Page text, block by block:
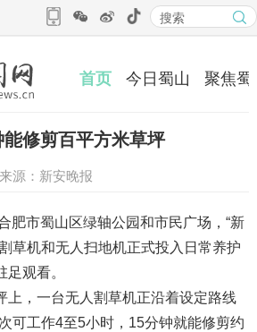
首页 今日蜀山 聚焦蜀
能修剪百平方米草坪
源：新安晚报
市蜀山区绿轴公园和市民广场，“新
草机和无人扫地机正式投入日常养护
观看。
，一台无人割草机正沿着设定路线
可工作4至5小时，15分钟就能修剪约